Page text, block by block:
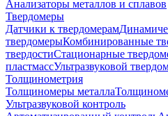
Анализаторы металлов и сплавов
Твердомеры
Датчики к твердомерам
твердомерыКомбинированные
твердостиСтационарные
пластмассУльтразвуковой
Толщинометрия
Толщиномеры металла
Ультразвуковой контроль